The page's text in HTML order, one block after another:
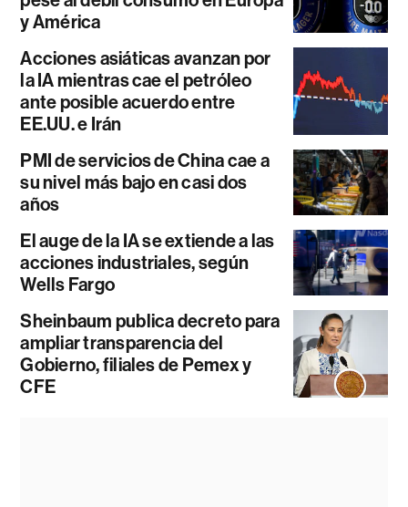
y América
Acciones asiáticas avanzan por
la IA mientras cae el petróleo
ante posible acuerdo entre
EE.UU. e Irán
PMI de servicios de China cae a
su nivel más bajo en casi dos
años
El auge de la IA se extiende a las
acciones industriales, según
Wells Fargo
Sheinbaum publica decreto para
ampliar transparencia del
Gobierno, filiales de Pemex y
CFE